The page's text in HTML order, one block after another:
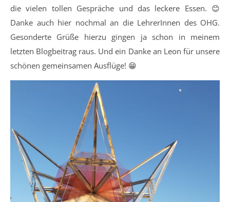
die vielen tollen Gespräche und das leckere Essen. 😊
Danke auch hier nochmal an die LehrerInnen des OHG.
Gesonderte Grüße hierzu gingen ja schon in meinem
letzten Blogbeitrag raus. Und ein Danke an Leon für unsere
schönen gemeinsamen Ausflüge! 😁